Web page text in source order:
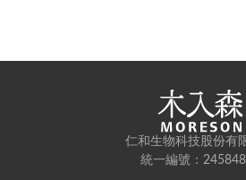
仁和生物科技股份有
統一編號：